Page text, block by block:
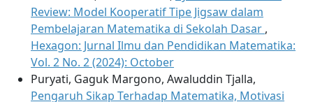
Review: Model Kooperatif Tipe Jigsaw dalam
Pembelajaran Matematika di Sekolah Dasar ,
Hexagon: Jurnal Ilmu dan Pendidikan Matematika:
Vol. 2 No. 2 (2024): October
Puryati, Gaguk Margono, Awaluddin Tjalla,
Pengaruh Sikap Terhadap Matematika, Motivasi